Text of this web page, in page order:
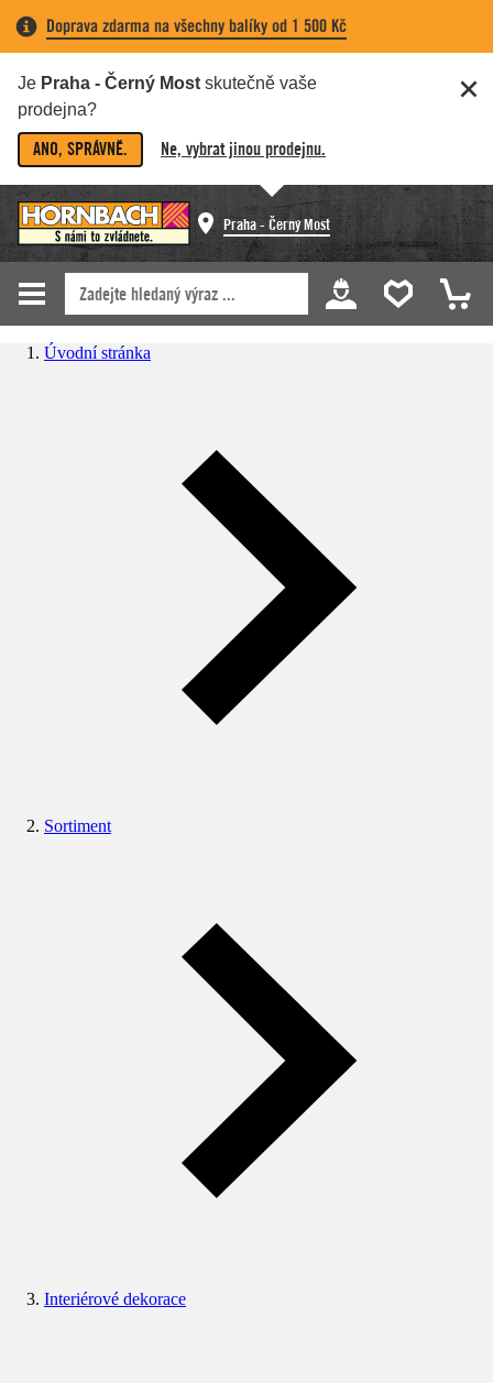
Doprava zdarma na všechny balíky od 1 500 Kč
Je Praha - Černý Most skutečně vaše
prodejna?
ANO, SPRÁVNĚ. Ne, vybrat jinou prodejnu.
Praha - Černý Most
Úvodní stránka
Sortiment
Interiérové dekorace